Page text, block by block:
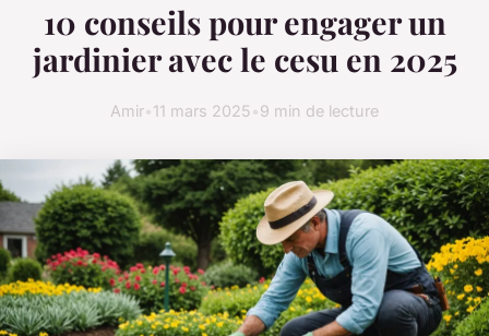
10 conseils pour engager un
jardinier avec le cesu en 2025
Amir 11 mars 2025 9 min de lecture